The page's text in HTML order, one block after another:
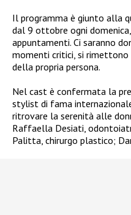
Il programma è giunto alla
dal 9 ottobre ogni
appuntamenti. Ci saranno
momenti critici, si rimettono
della propria persona.
Nel cast è confermata la
stylist di fama
ritrovare la serenità alle
Raffaella Desiati,
Palitta, chirurgo plastico;